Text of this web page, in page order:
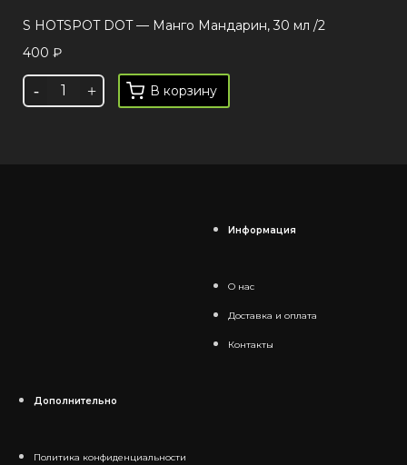
S HOTSPOT DOT — Манго Мандарин, 30 мл /2
400 ₽
В корзину
Информация
О нас
Доставка и оплата
Контакты
Дополнительно
Политика конфиденциальности